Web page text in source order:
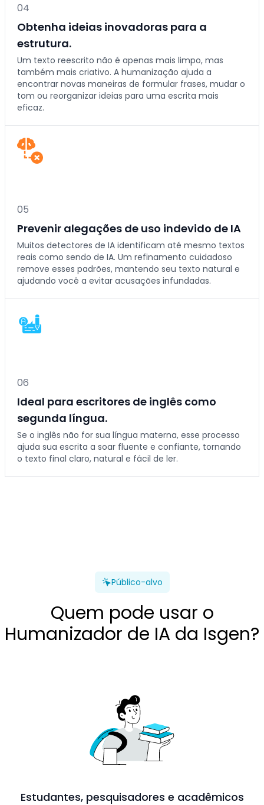
04
Obtenha ideias inovadoras para a
estrutura.
Um texto reescrito não é apenas mais limpo, mas
também mais criativo. A humanização ajuda a
encontrar novas maneiras de formular frases, mudar o
tom ou reorganizar ideias para uma escrita mais
eficaz.
05
Prevenir alegações de uso indevido de IA
Muitos detectores de IA identificam até mesmo textos
reais como sendo de IA. Um refinamento cuidadoso
remove esses padrões, mantendo seu texto natural e
ajudando você a evitar acusações infundadas.
06
Ideal para escritores de inglês como
segunda língua.
Se o inglês não for sua língua materna, esse processo
ajuda sua escrita a soar fluente e confiante, tornando
o texto final claro, natural e fácil de ler.
Público-alvo
Quem pode usar o
Humanizador de IA da Isgen?
Estudantes, pesquisadores e acadêmicos